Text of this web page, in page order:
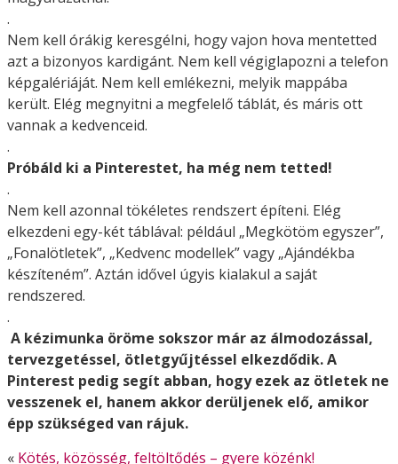
.
Nem kell órákig keresgélni, hogy vajon hova mentetted
azt a bizonyos kardigánt. Nem kell végiglapozni a telefon
képgalériáját. Nem kell emlékezni, melyik mappába
került. Elég megnyitni a megfelelő táblát, és máris ott
vannak a kedvenceid.
.
Próbáld ki a Pinterestet, ha még nem tetted!
.
Nem kell azonnal tökéletes rendszert építeni. Elég
elkezdeni egy-két táblával: például „Megkötöm egyszer”,
„Fonalötletek”, „Kedvenc modellek” vagy „Ajándékba
készíteném”. Aztán idővel úgyis kialakul a saját
rendszered.
.
A kézimunka öröme sokszor már az álmodozással,
tervezgetéssel, ötletgyűjtéssel elkezdődik. A
Pinterest pedig segít abban, hogy ezek az ötletek ne
vesszenek el, hanem akkor derüljenek elő, amikor
épp szükséged van rájuk.
« Kötés, közösség, feltöltődés – gyere közénk!